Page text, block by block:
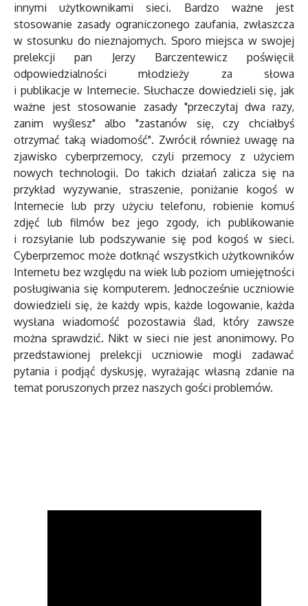
innymi użytkownikami sieci. Bardzo ważne jest
stosowanie zasady ograniczonego zaufania, zwłaszcza
w stosunku do nieznajomych. Sporo miejsca w swojej
prelekcji pan Jerzy Barczentewicz poświęcił
odpowiedzialności młodzieży za słowa
i publikacje w Internecie. Słuchacze dowiedzieli się, jak
ważne jest stosowanie zasady "przeczytaj dwa razy,
zanim wyślesz" albo "zastanów się, czy chciałbyś
otrzymać taką wiadomość". Zwrócił również uwagę na
zjawisko cyberprzemocy, czyli przemocy z użyciem
nowych technologii. Do takich działań zalicza się na
przykład wyzywanie, straszenie, poniżanie kogoś w
Internecie lub przy użyciu telefonu, robienie komuś
zdjęć lub filmów bez jego zgody, ich publikowanie
i rozsyłanie lub podszywanie się pod kogoś w sieci.
Cyberprzemoc może dotknąć wszystkich użytkowników
Internetu bez względu na wiek lub poziom umiejętności
posługiwania się komputerem. Jednocześnie uczniowie
dowiedzieli się, że każdy wpis, każde logowanie, każda
wysłana wiadomość pozostawia ślad, który zawsze
można sprawdzić. Nikt w sieci nie jest anonimowy. Po
przedstawionej prelekcji uczniowie mogli zadawać
pytania i podjąć dyskusję, wyrażając własną zdanie na
temat poruszonych przez naszych gości problemów.